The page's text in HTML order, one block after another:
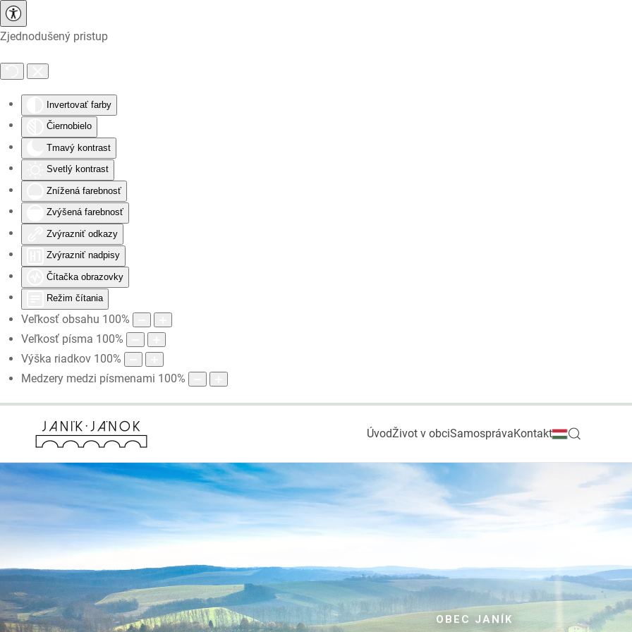
Zjednodušený pristup
Invertovať farby
Čiernobielo
Tmavý kontrast
Svetlý kontrast
Znížená farebnosť
Zvýšená farebnosť
Zvýrazniť odkazy
Zvýrazniť nadpisy
Čítačka obrazovky
Režim čítania
Veľkosť obsahu 100%
Veľkosť písma 100%
Výška riadkov 100%
Medzery medzi písmenami 100%
Skip to main content
ÚvodŽivot v obciSamosprávaKontakt
OBEC JANÍK